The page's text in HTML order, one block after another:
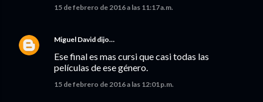
15 de febrero de 2016 a las 11:17 a.m.
Miguel David dijo…
Ese final es mas cursi que casi todas las
películas de ese género.
15 de febrero de 2016 a las 12:01 p.m.